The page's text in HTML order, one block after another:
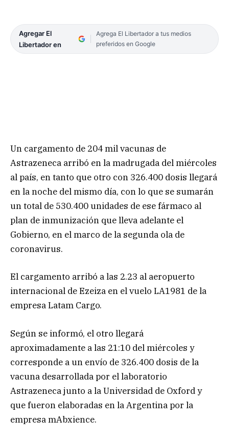
Agregar El
Libertador en
Agrega El Libertador a tus medios
preferidos en Google
Un cargamento de 204 mil vacunas de
Astrazeneca arribó en la madrugada del miércoles
al país, en tanto que otro con 326.400 dosis llegará
en la noche del mismo día, con lo que se sumarán
un total de 530.400 unidades de ese fármaco al
plan de inmunización que lleva adelante el
Gobierno, en el marco de la segunda ola de
coronavirus.
El cargamento arribó a las 2.23 al aeropuerto
internacional de Ezeiza en el vuelo LA1981 de la
empresa Latam Cargo.
Según se informó, el otro llegará
aproximadamente a las 21:10 del miércoles y
corresponde a un envío de 326.400 dosis de la
vacuna desarrollada por el laboratorio
Astrazeneca junto a la Universidad de Oxford y
que fueron elaboradas en la Argentina por la
empresa mAbxience.